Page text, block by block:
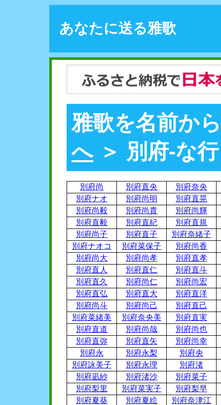
あなたに送る雅歌
雅歌を名前か
へ＞ 別府-な
別府尚 別府直央
別府奈央
別府ナオ
別府尚明
別府直晃
別府尚毅
別府尚貴
別府尚輝
別府直毅
別府直紀
別府直規
別府尚子
別府直子
別府奈緒子
別府ナオコ
別府菜保子
別府尚香
別府尚大
別府尚孝
別府直孝
別府直人
別府直仁
別府直斗
別府直久
別府尚仁
別府尚宏
別府直弘
別府直大
別府直洋
別府尚斗
別府尚己
別府直己
別府菜緒美
別府奈央美
別府直実
別府直道
別府尚哉
別府尚也
別府直弥
別府直矢
別府尚幸
別府永
別府永梨
別府央
別府詠美子
別府永理
別府渚
別府凪紗
別府渚沙
別府菜子
別府梨里
別府菜実子
別府梨早
別府夏葵
別府夏絵
別府奈津江